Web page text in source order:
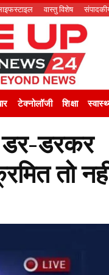
वास्तु विशेष
टेक्नोलॉजी शिक्षा
डर-डरकर
तो